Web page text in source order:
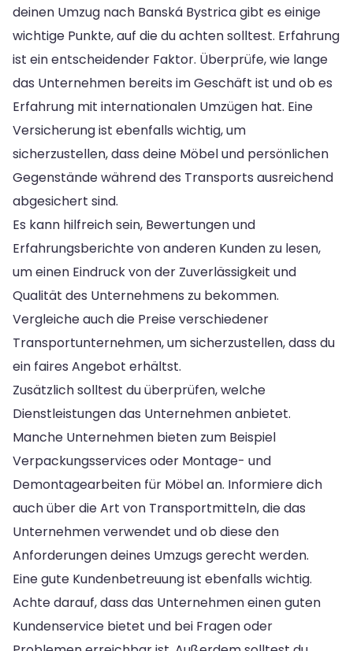
deinen Umzug nach Banská Bystrica gibt es einige
wichtige Punkte, auf die du achten solltest. Erfahrung
ist ein entscheidender Faktor. Überprüfe, wie lange
das Unternehmen bereits im Geschäft ist und ob es
Erfahrung mit internationalen Umzügen hat. Eine
Versicherung ist ebenfalls wichtig, um
sicherzustellen, dass deine Möbel und persönlichen
Gegenstände während des Transports ausreichend
abgesichert sind.
Es kann hilfreich sein, Bewertungen und
Erfahrungsberichte von anderen Kunden zu lesen,
um einen Eindruck von der Zuverlässigkeit und
Qualität des Unternehmens zu bekommen.
Vergleiche auch die Preise verschiedener
Transportunternehmen, um sicherzustellen, dass du
ein faires Angebot erhältst.
Zusätzlich solltest du überprüfen, welche
Dienstleistungen das Unternehmen anbietet.
Manche Unternehmen bieten zum Beispiel
Verpackungsservices oder Montage- und
Demontagearbeiten für Möbel an. Informiere dich
auch über die Art von Transportmitteln, die das
Unternehmen verwendet und ob diese den
Anforderungen deines Umzugs gerecht werden.
Eine gute Kundenbetreuung ist ebenfalls wichtig.
Achte darauf, dass das Unternehmen einen guten
Kundenservice bietet und bei Fragen oder